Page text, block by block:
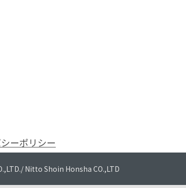
ーポリシー
Nitto Shoin Honsha CO.,LTD